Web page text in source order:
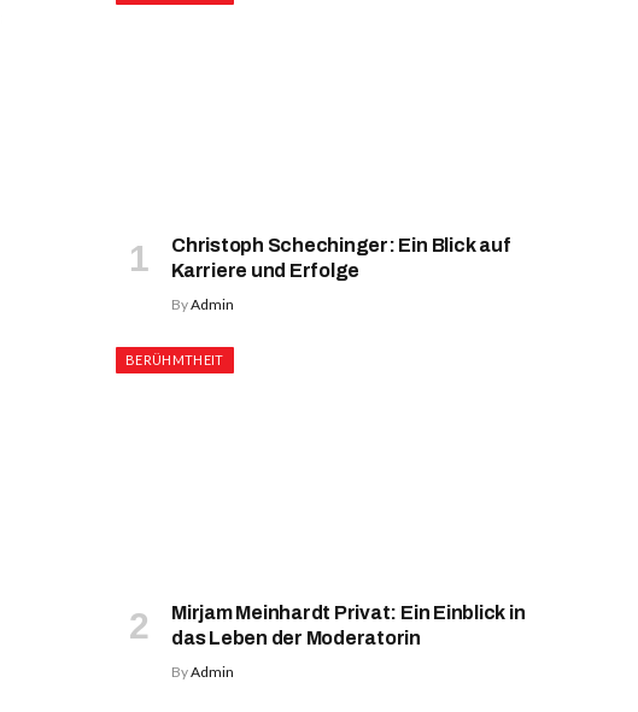
Christoph Schechinger: Ein Blick auf
Karriere und Erfolge
ByAdmin
BERÜHMTHEIT
Mirjam Meinhardt Privat: Ein Einblick in
das Leben der Moderatorin
ByAdmin